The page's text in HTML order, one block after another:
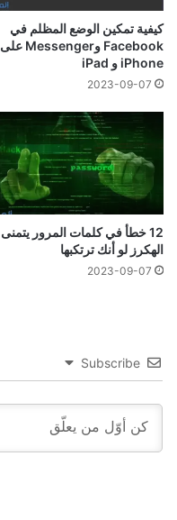
كيفية تمكين الوضع المظلم في
Facebook وMessenger على
iPhone و iPad
2023-09-07
12 خطأ في كلمات المرور يتمنى
الهكرز لو أنك ترتكبها
2023-09-07
Subscribe